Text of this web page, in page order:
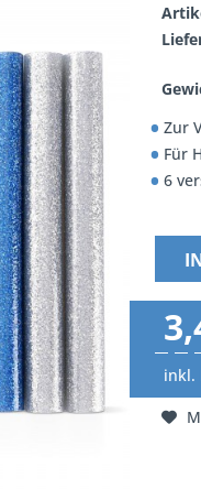
Zur
Für
6
inkl.